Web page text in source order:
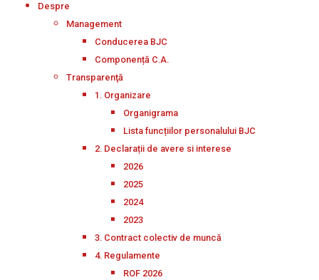
Despre
Management
Conducerea BJC
Componență C.A.
Transparenţă
1. Organizare
Organigrama
Lista funcțiilor personalului BJC
2. Declarații de avere si interese
2026
2025
2024
2023
3. Contract colectiv de muncă
4. Regulamente
ROF 2026